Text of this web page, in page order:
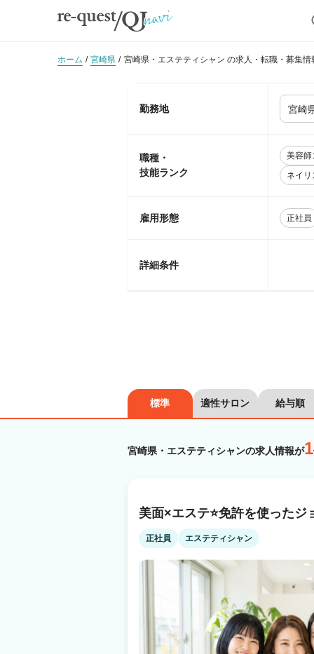
ホーム 宮崎県 宮崎県・エステティシャン の求人・転職・募集情
勤務地
職種・
技能ランク
美容師
ネイリ
雇用形態 正社員
詳細条件
標準 適性サロン 給与順
宮崎県・エステティシャンの求人情報が1
美面×エステ⭐免許を使った
正社員 エステティシャン